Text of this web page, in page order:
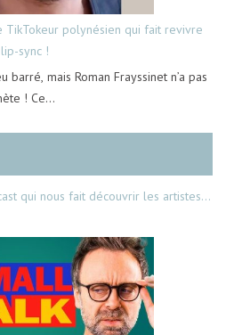
TikTokeur polynésien qui fait revivre
sync !
barré, mais Roman Frayssinet n’a pas
! Ce…
qui nous fait découvrir les artistes…